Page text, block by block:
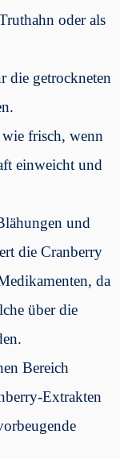
oder als
die getrockneten
wie frisch, wenn
einweicht und
und
die Cranberry
da
über die
Bereich
Extrakten